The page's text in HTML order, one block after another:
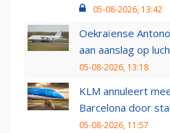
05-08-2026, 13:42
Oekraïense
aan aanslag op
05-08-2026, 13:18
KLM annuleert
Barcelona door
05-08-2026, 11:57